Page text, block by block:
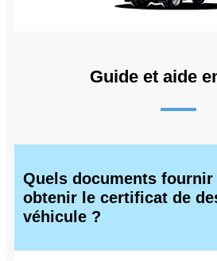
Guide et aide
Quels documents fournir
obtenir le certificat de
véhicule ?